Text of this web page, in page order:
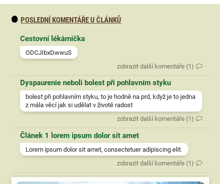
POSLEDNÍ KOMENTÁŘE U ČLÁNKŮ
Cestovní lékárnička
ODCJIbxDwwuS
zobrazit další komentáře (1)
Dyspaurenie neboli bolest při pohlavním styku
bolest při pohlavním styku, to je hodně na prd, když je to jedna
z mála věcí jak si udělat v životě radost
zobrazit další komentáře (1)
Článek 1 lorem ipsum dolor sit amet
Lorem ipsum dolor sit amet, consectetuer adipiscing elit.
zobrazit další komentáře (1)